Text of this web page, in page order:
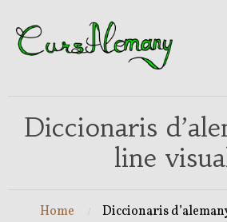
Diccionaris
line
Home Diccionaris